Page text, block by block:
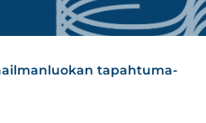
tapahtuma-